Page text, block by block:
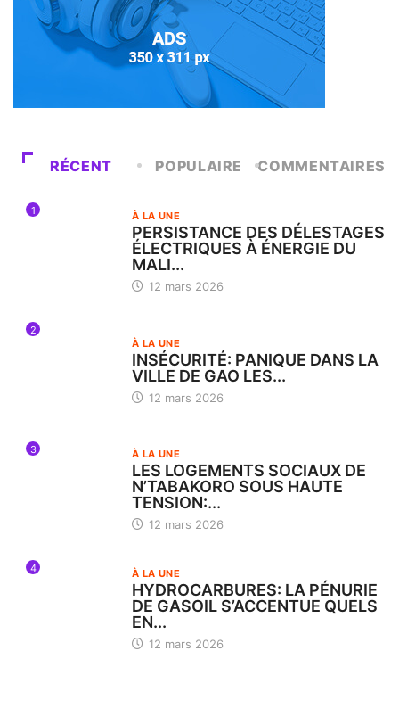
RÉCENT POPULAIRE COMMENTAIRES
1 À LA UNE
PERSISTANCE DES DÉLESTAGES
ÉLECTRIQUES À ÉNERGIE DU
MALI...
12 mars 2026
2
À LA UNE
INSÉCURITÉ: PANIQUE DANS LA
VILLE DE GAO LES...
12 mars 2026
3 À LA UNE
LES LOGEMENTS SOCIAUX DE
N’TABAKORO SOUS HAUTE
TENSION:...
12 mars 2026
4 À LA UNE
HYDROCARBURES: LA PÉNURIE
DE GASOIL S’ACCENTUE QUELS
EN...
12 mars 2026